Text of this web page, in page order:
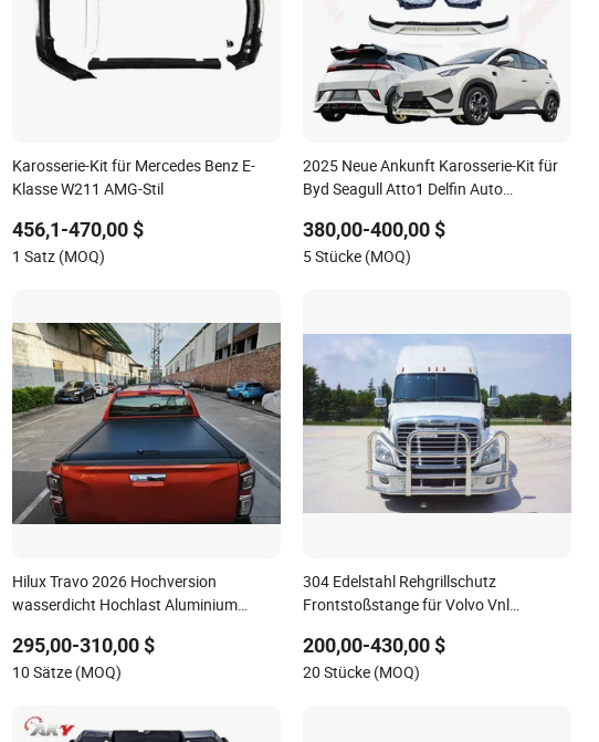
Karosserie-Kit für Mercedes Benz E-
Klasse W211 AMG-Stil
456,1-470,00 $
1 Satz (MOQ)
2025 Neue Ankunft Karosserie-Kit für
Byd Seagull Atto1 Delfin Auto
380,00-400,00 $
5 Stücke (MOQ)
Hilux Travo 2026 Hochversion
wasserdicht Hochlast Aluminium
295,00-310,00 $
10 Sätze (MOQ)
304 Edelstahl Rehgrillschutz
Frontstoßstange für Volvo Vnl
200,00-430,00 $
20 Stücke (MOQ)